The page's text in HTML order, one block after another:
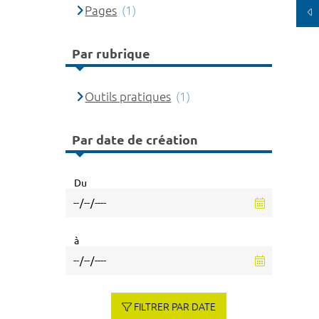
Pages (1)
Par rubrique
Outils pratiques (1)
Par date de création
Du
à
FILTRER PAR DATE